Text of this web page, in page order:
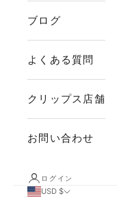
ブログ
よくある質問
クリップス店舗
お問い合わせ
ログイン
USD $